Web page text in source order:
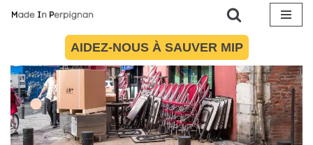
contenu
AIDEZ-NOUS À SAUVER MIP